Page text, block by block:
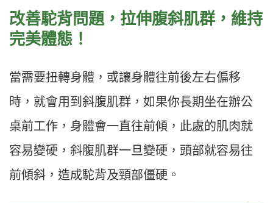
改善駝背問題，拉伸腹斜肌群，維持
完美體態！
當需要扭轉身體，或讓身體往前後左右偏移
時，就會用到斜腹肌群，如果你長期坐在辦公
桌前工作，身體會一直往前傾，此處的肌肉就
容易變硬，斜腹肌群一旦變硬，頭部就容易往
前傾斜，造成駝背及頸部僵硬。